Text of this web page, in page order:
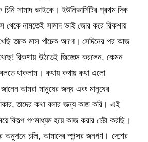
সামাদ ভাইকে। ইউনিভার্সিটির প্রথম দিক
থেকে নামতেই সামাদ ভাই জোর করে রিকশায়
তাকে মাস পাঁচেক আগে। সেদিনের পর আজ
রিকশায় উঠতেই জিজ্ঞেস করলেন, কেমন
থাকলাম। কথায় কথায় কথা এলো
আমরা মানুষের জন্য এবং মানুষের
তাদের কথা বলার জন্য কাজ করি। এই
বিকল্প গণমাধ্যম হয়ে কাজ করার চেষ্টা করছি।
অনুদানে চলি, আমাদের স্পন্সর জনগণ। দেশের